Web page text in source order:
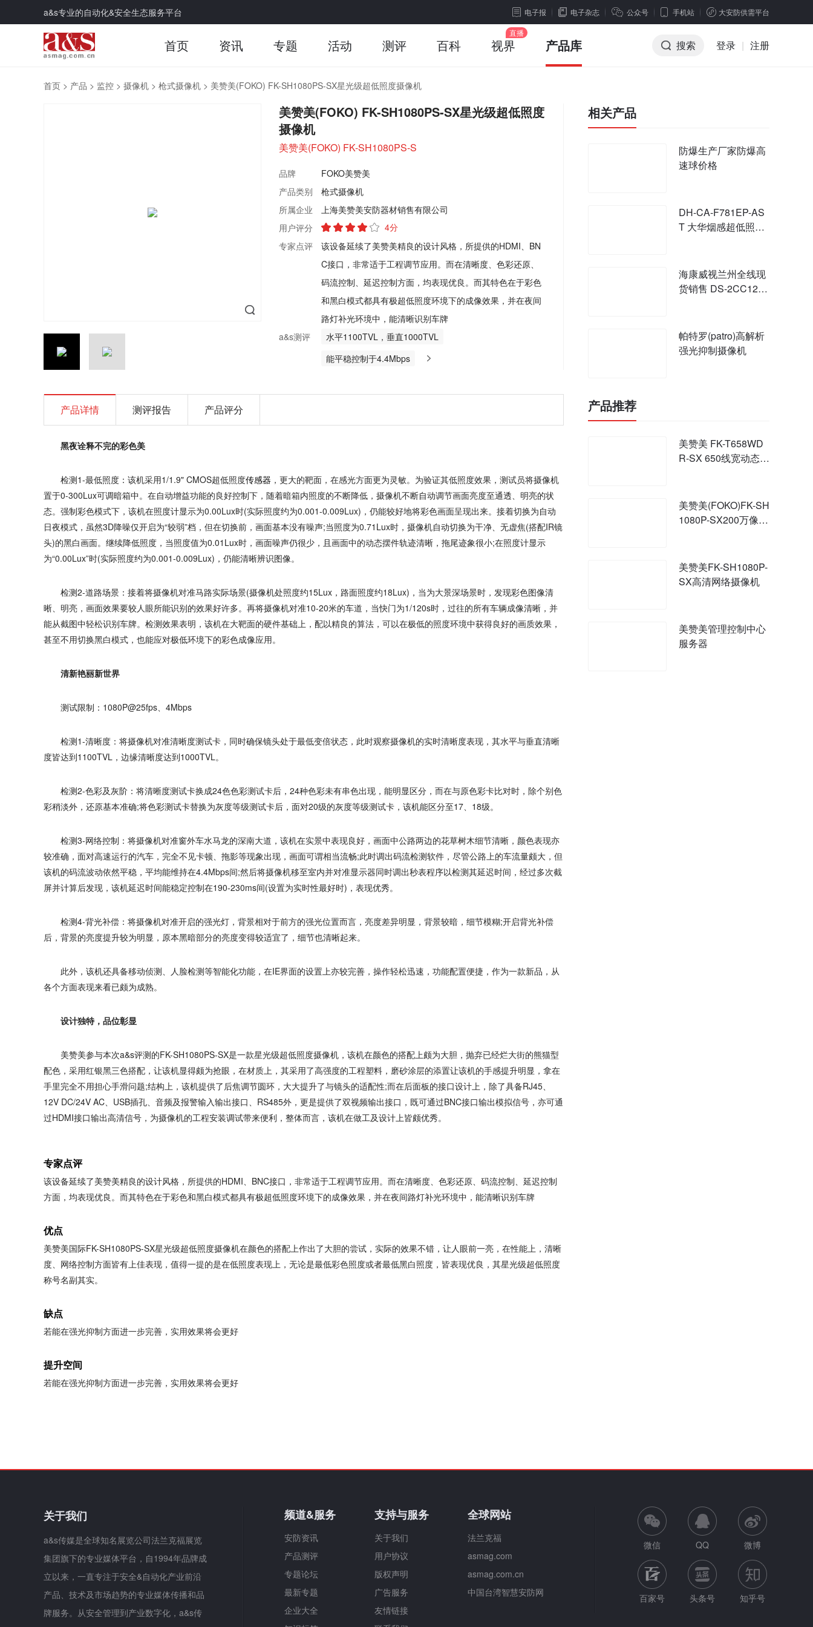
a&s专业的自动化&安全生态服务平台 电子报 电子杂志 公众号 手机站 大安防供需平台
首页 资讯 专题 活动 测评 百科 视界 产品库 搜索 登录 | 注册
首页 > 产品 > 监控 > 摄像机 > 枪式摄像机 > 美赞美(FOKO) FK-SH1080PS-SX星光级超低照度摄像机
美赞美(FOKO) FK-SH1080PS-SX星光级超低照度
摄像机
美赞美(FOKO) FK-SH1080PS-S
品牌
FOKO美赞美
产品类别
枪式摄像机
所属企业
上海美赞美安防器材销售有限公司
用户评分
4分
专家点评
该设备延续了美赞美精良的设计风格，所提供的HDMI、BN
C接口，非常适于工程调节应用。而在清晰度、色彩还原、
码流控制、延迟控制方面，均表现优良。而其特色在于彩色
和黑白模式都具有极超低照度环境下的成像效果，并在夜间
路灯补光环境中，能清晰识别车牌
a&s测评
水平1100TVL，垂直1000TVL
能平稳控制于4.4Mbps
产品详情 测评报告 产品评分
黑夜诠释不完的彩色美
检测1-最低照度：该机采用1/1.9" CMOS超低照度传感器 ，更大的靶面，在感光方面更为灵敏。为验证其低照度效果，测试员将摄像机
置于0-300Lux可调暗箱中。在自动增益功能的良好控制下，随着暗箱内照度的不断降低，摄像机不断自动调节画面亮度至通透、明亮的状
态。强制彩色模式下，该机在照度计显示为0.00Lux时(实际照度约为0.001-0.009Lux)，仍能较好地将彩色画面呈现出来。接着切换为自动
日夜模式，虽然3D降噪仅开启为“较弱”档，但在切换前，画面基本没有噪声;当照度为0.71Lux时，摄像机自动切换为干净、无虚焦(搭配IR镜
头)的黑白画面。继续降低照度，当照度值为0.01Lux时，画面噪声仍很少，且画面中的动态摆件轨迹清晰，拖尾迹象很小;在照度计显示
为“0.00Lux”时(实际照度约为0.001-0.009Lux)，仍能清晰辨识图像。
检测2-道路场景：接着将摄像机对准马路实际场景(摄像机处照度约15Lux，路面照度约18Lux)，当为大景深场景时，发现彩色图像清
晰、明亮，画面效果要较人眼所能识别的效果好许多。再将摄像机对准10-20米的车道，当快门为1/120s时，过往的所有车辆成像清晰，并
能从截图中轻松识别车牌。检测效果表明，该机在大靶面的硬件基础上，配以精良的算法，可以在极低的照度环境中获得良好的画质效果，
甚至不用切换黑白模式，也能应对极低环境下的彩色成像应用。
清新艳丽新世界
测试限制：1080P@25fps、4Mbps
检测1-清晰度：将摄像机对准清晰度测试卡，同时确保镜头处于最低变倍状态，此时观察摄像机的实时清晰度表现，其水平与垂直清晰
度皆达到1100TVL，边缘清晰度达到1000TVL。
检测2-色彩及灰阶：将清晰度测试卡换成24色色彩测试卡后，24种色彩未有串色出现，能明显区分，而在与原色彩卡比对时，除个别色
彩稍淡外，还原基本准确;将色彩测试卡替换为灰度等级测试卡后，面对20级的灰度等级测试卡，该机能区分至17、18级。
检测3-网络控制：将摄像机对准窗外车水马龙的深南大道，该机在实景中表现良好，画面中公路两边的花草树木细节清晰，颜色表现亦
较准确，面对高速运行的汽车，完全不见卡顿、拖影等现象出现，画面可谓相当流畅;此时调出码流检测软件，尽管公路上的车流量颇大，但
该机的码流波动依然平稳，平均能维持在4.4Mbps间;然后将摄像机移至室内并对准显示器同时调出秒表程序以检测其延迟时间，经过多次截
屏并计算后发现，该机延迟时间能稳定控制在190-230ms间(设置为实时性最好时)，表现优秀。
检测4-背光补偿：将摄像机对准开启的强光灯，背景相对于前方的强光位置而言，亮度差异明显，背景较暗，细节模糊;开启背光补偿
后，背景的亮度提升较为明显，原本黑暗部分的亮度变得较适宜了，细节也清晰起来。
此外，该机还具备移动侦测、人脸检测等智能化功能，在IE界面的设置上亦较完善，操作轻松迅速，功能配置便捷，作为一款新品，从
各个方面表现来看已颇为成熟。
设计独特，品位彰显
美赞美参与本次a&s评测的FK-SH1080PS-SX是一款星光级超低照度摄像机，该机在颜色的搭配上颇为大胆，抛弃已经烂大街的熊猫型
配色，采用红银黑三色搭配，让该机显得颇为抢眼，在材质上，其采用了高强度的工程塑料，磨砂涂层的添置让该机的手感提升明显，拿在
手里完全不用担心手滑问题;结构上，该机提供了后焦调节圆环，大大提升了与镜头的适配性;而在后面板的接口设计上，除了具备RJ45、
12V DC/24V AC、USB插孔、音频及报警输入输出接口、RS485外，更是提供了双视频输出接口，既可通过BNC接口输出模拟信号，亦可通
过HDMI接口输出高清信号，为摄像机的工程安装调试带来便利，整体而言，该机在做工及设计上皆颇优秀。
专家点评
该设备延续了美赞美精良的设计风格，所提供的HDMI、BNC接口，非常适于工程调节应用。而在清晰度、色彩还原、码流控制、延迟控制
方面，均表现优良。而其特色在于彩色和黑白模式都具有极超低照度环境下的成像效果，并在夜间路灯补光环境中，能清晰识别车牌
优点
美赞美国际FK-SH1080PS-SX星光级超低照度摄像机在颜色的搭配上作出了大胆的尝试，实际的效果不错，让人眼前一亮，在性能上，清晰
度、网络控制方面皆有上佳表现，值得一提的是在低照度表现上，无论是最低彩色照度或者最低黑白照度，皆表现优良，其星光级超低照度
称号名副其实。
缺点
若能在强光抑制方面进一步完善，实用效果将会更好
提升空间
若能在强光抑制方面进一步完善，实用效果将会更好
相关产品
防爆生产厂家防爆高
速球价格
DH-CA-F781EP-AS
T 大华烟感超低照度
海康威视兰州全线现
货销售 DS-2CC12C
帕特罗(patro)高解析
强光抑制摄像机
产品推荐
美赞美 FK-T658WD
R-SX 650线宽动态智
美赞美(FOKO)FK-SH
1080P-SX200万像素
美赞美FK-SH1080P-
SX高清网络摄像机
美赞美管理控制中心
服务器
关于我们
a&s传媒是全球知名展览公司法兰克福展览
集团旗下的专业媒体平台，自1994年品牌成
立以来，一直专注于安全&自动化产业前沿
产品、技术及市场趋势的专业媒体传播和品
牌服务。从安全管理到产业数字化，a&s传
频道&服务
安防资讯
产品测评
专题论坛
最新专题
企业大全
支持与服务
关于我们
用户协议
版权声明
广告服务
友情链接
全球网站
法兰克福
asmag.com
asmag.com.cn
中国台湾智慧安防网
微信 QQ 微博
百家号 头条号 知乎号